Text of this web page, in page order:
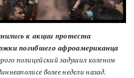
к акции протеста
погибшего афроамериканца
полицейский задушил коленом
более недели назад.